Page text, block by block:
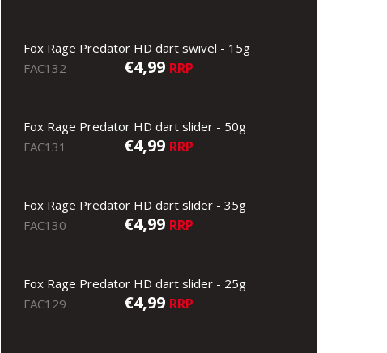
Fox Rage Predator HD dart swivel - 15g
FAC132
€4,99 RRP
Fox Rage Predator HD dart slider - 50g
FAC131
€4,99 RRP
Fox Rage Predator HD dart slider - 35g
FAC130
€4,99 RRP
Fox Rage Predator HD dart slider - 25g
FAC129
€4,99 RRP